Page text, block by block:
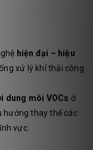
hiện đại – hiệu
xử lý khí thải công
dung môi VOCs ở
hướng thay thế các
vực.